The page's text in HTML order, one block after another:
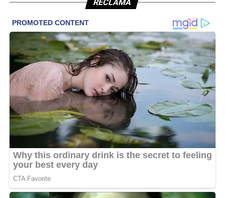
RECLAMĂ